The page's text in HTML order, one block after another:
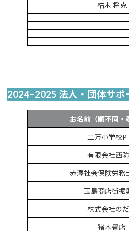
枯木 将克
2024−2025 法人・団体サポ
お名前（順不同・
二万小学校
有限会社西
赤澤社会保険労務
玉島商店街振
株式会社の
猪木畳店